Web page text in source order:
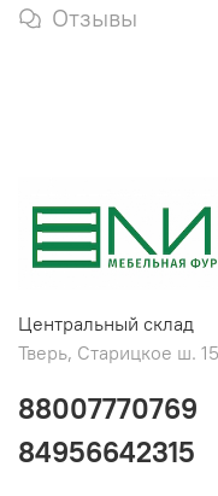
Отзывы
Центральный склад
Тверь, Старицкое ш.
88007770769
84956642315